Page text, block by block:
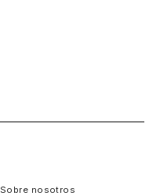
Sobre nosotros